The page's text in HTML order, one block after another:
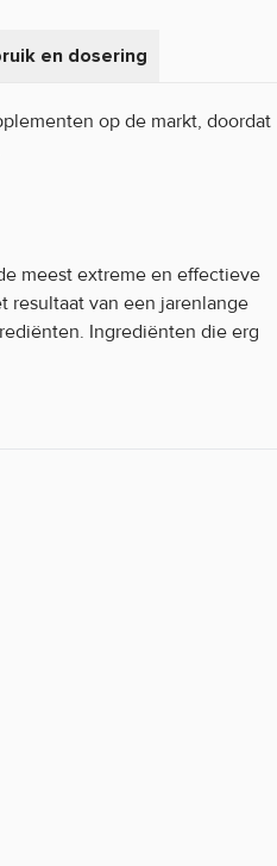
en dosering
op de markt, doordat
meest extreme en effectieve
resultaat van een jarenlange
Ingrediënten die erg
vermindering van